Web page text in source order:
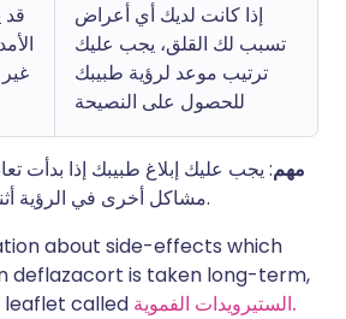
قد
إذا كانت لديك أي أعراض
تسبب لك القلق، يجب عليك
ترتيب موعد لرؤية طبيبك
للحصول على النصيحة
مهم: يجب عليك إبلاغ طبيبك إذا بدأت
مشاكل أخرى في الرؤية أثناء تناول ديفلازاكورت.
about side-effects which
deflazacort is taken long-term,
called
الستيرويدات الفموية.